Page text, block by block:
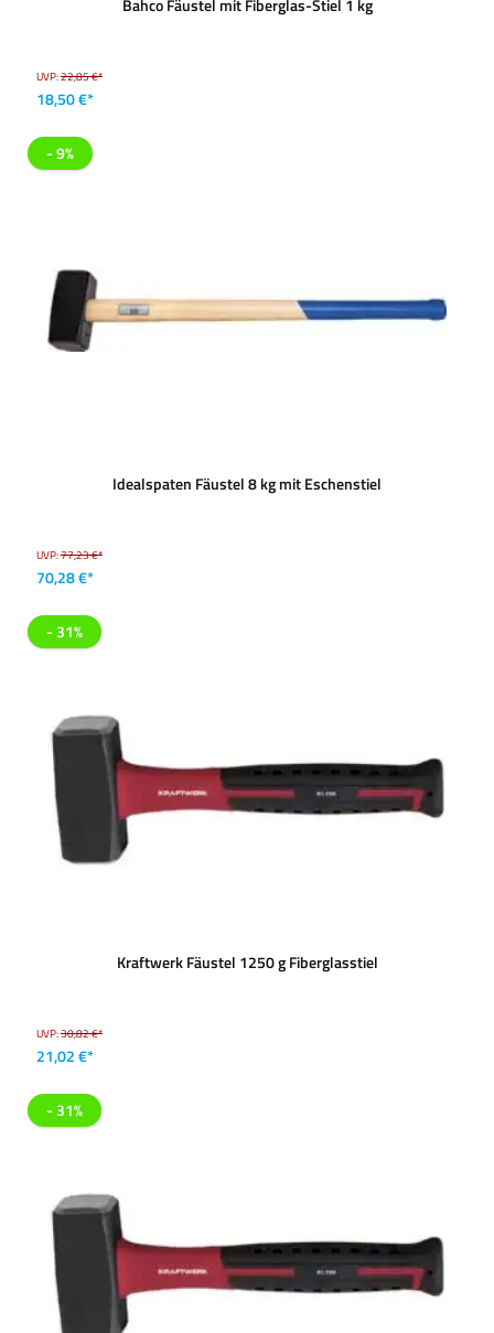
Bahco Fäustel mit Fiberglas-Stiel 1 kg
UVP:22,85 €*
18,50 €*
- 9%
Idealspaten Fäustel 8 kg mit Eschenstiel
UVP:77,23 €*
70,28 €*
- 31%
Kraftwerk Fäustel 1250 g Fiberglasstiel
UVP:30,82 €*
21,02 €*
- 31%